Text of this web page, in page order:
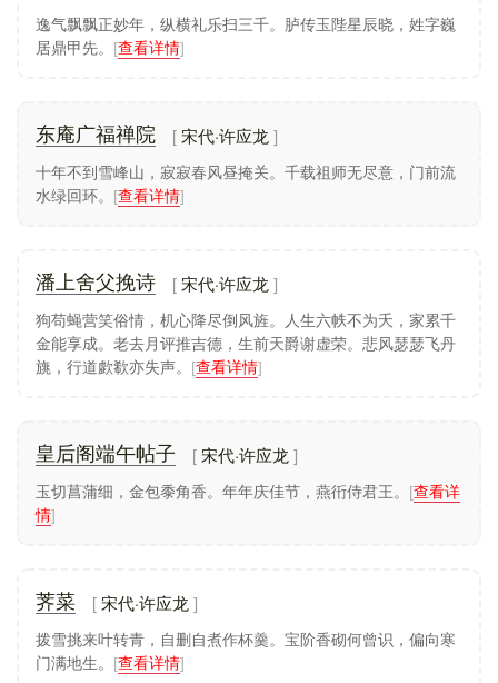
逸气飘飘正妙年，纵横礼乐扫三千。胪传玉陛星辰晓，姓字巍
居鼎甲先。 [查看详情]
东庵广福禅院 宋代·许应龙
十年不到雪峰山，寂寂春风昼掩关。千载祖师无尽意，门前流
水绿回环。 [查看详情]
潘上舍父挽诗 宋代·许应龙
狗苟蝇营笑俗情，机心降尽倒风旌。人生六帙不为夭，家累千
金能享成。老去月评推吉德，生前天爵谢虚荣。悲风瑟瑟飞丹
旐，行道歔欷亦失声。 [查看详情]
皇后阁端午帖子 宋代·许应龙
玉切菖蒲细，金包黍角香。年年庆佳节，燕衎侍君王。 [查看详
情]
荠菜 宋代·许应龙
拨雪挑来叶转青，自删自煮作杯羹。宝阶香砌何曾识，偏向寒
门满地生。 [查看详情]